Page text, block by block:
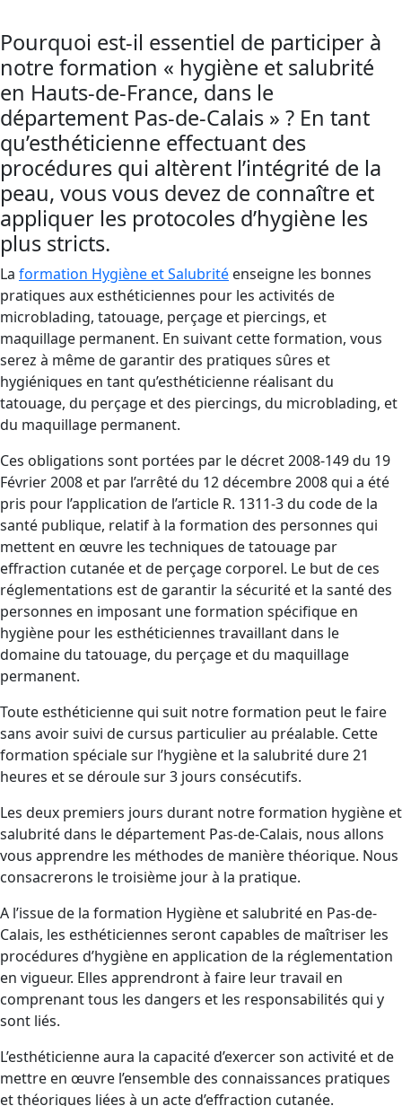
Pourquoi est-il essentiel de participer à
notre formation « hygiène et salubrité
en Hauts-de-France, dans le
département Pas-de-Calais » ? En tant
qu’esthéticienne effectuant des
procédures qui altèrent l’intégrité de la
peau, vous vous devez de connaître et
appliquer les protocoles d’hygiène les
plus stricts.
La formation Hygiène et Salubrité enseigne les bonnes
pratiques aux esthéticiennes pour les activités de
microblading, tatouage, perçage et piercings, et
maquillage permanent. En suivant cette formation, vous
serez à même de garantir des pratiques sûres et
hygiéniques en tant qu’esthéticienne réalisant du
tatouage, du perçage et des piercings, du microblading, et
du maquillage permanent.
Ces obligations sont portées par le décret 2008-149 du 19
Février 2008 et par l’arrêté du 12 décembre 2008 qui a été
pris pour l’application de l’article R. 1311-3 du code de la
santé publique, relatif à la formation des personnes qui
mettent en œuvre les techniques de tatouage par
effraction cutanée et de perçage corporel. Le but de ces
réglementations est de garantir la sécurité et la santé des
personnes en imposant une formation spécifique en
hygiène pour les esthéticiennes travaillant dans le
domaine du tatouage, du perçage et du maquillage
permanent.
Toute esthéticienne qui suit notre formation peut le faire
sans avoir suivi de cursus particulier au préalable. Cette
formation spéciale sur l’hygiène et la salubrité dure 21
heures et se déroule sur 3 jours consécutifs.
Les deux premiers jours durant notre formation hygiène et
salubrité dans le département Pas-de-Calais, nous allons
vous apprendre les méthodes de manière théorique. Nous
consacrerons le troisième jour à la pratique.
A l’issue de la formation Hygiène et salubrité en Pas-de-
Calais, les esthéticiennes seront capables de maîtriser les
procédures d’hygiène en application de la réglementation
en vigueur. Elles apprendront à faire leur travail en
comprenant tous les dangers et les responsabilités qui y
sont liés.
L’esthéticienne aura la capacité d’exercer son activité et de
mettre en œuvre l’ensemble des connaissances pratiques
et théoriques liées à un acte d’effraction cutanée.